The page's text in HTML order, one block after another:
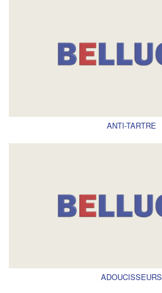
ANTI-TARTRE
ADOUCISSEURS